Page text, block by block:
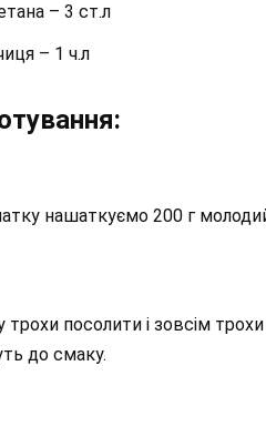
– 3 ст.л
– 1 ч.л
нашаткуємо 200 г
трохи посолити і зовсім
до смаку.